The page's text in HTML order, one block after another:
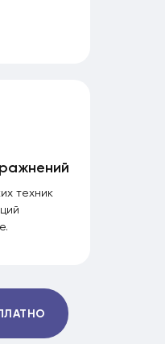
техник